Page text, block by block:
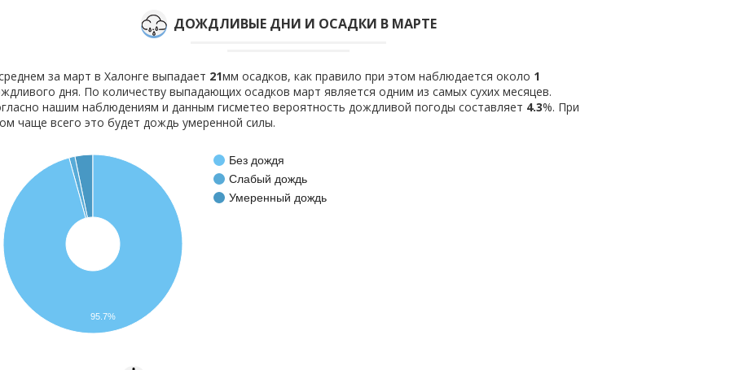
ДОЖДЛИВЫЕ ДНИ И ОСАДКИ В МАРТЕ
за март в Халонге выпадает 21мм осадков, как правило при этом наблюдается около 1
дня. По количеству выпадающих осадков март является одним из самых сухих месяцев.
нашим наблюдениям и данным гисметео вероятность дождливой погоды составляет 4.3%. При
чаще всего это будет дождь умеренной силы.
Без дождя
Слабый дождь
Умеренный дождь
95.7%